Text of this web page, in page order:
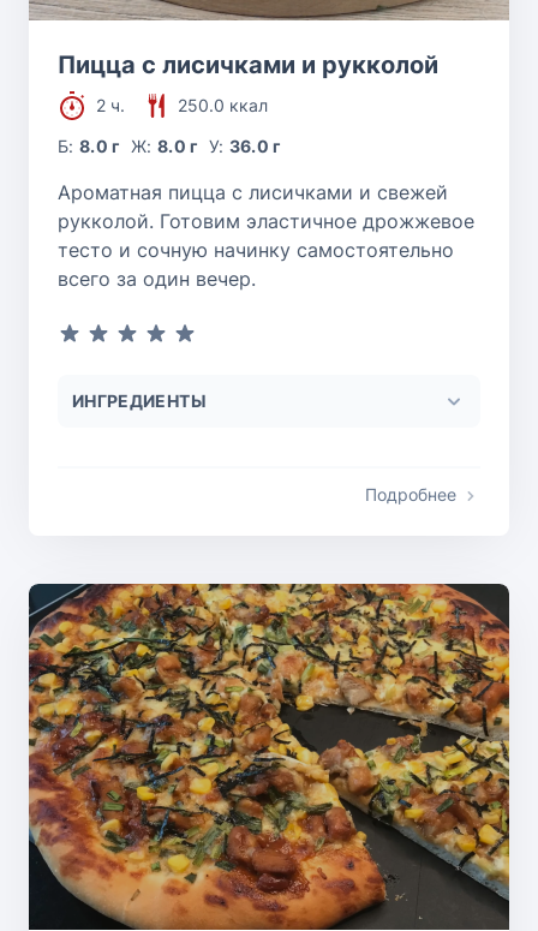
Пицца с лисичками и рукколой
2 ч.
250.0 ккал
Б:8.0 г Ж: 8.0 г У: 36.0 г
Ароматная пицца с лисичками и свежей
рукколой. Готовим эластичное дрожжевое
тесто и сочную начинку самостоятельно
всего за один вечер.
ИНГРЕДИЕНТЫ
Подробнее